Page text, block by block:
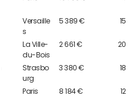
Versaille
s
5 389 € 15
La Ville-
du-Bois
2 661 € 20
Strasbo
urg
3 380 € 18
Paris 8 184 € 12